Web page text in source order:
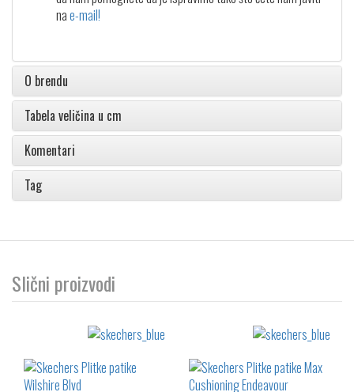
nae-mail!
O brendu
Tabela veličina u cm
Komentari
Tag
Slični proizvodi